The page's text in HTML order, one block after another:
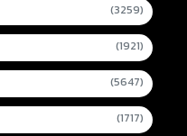
(3259)
(1921)
(5647)
(1717)